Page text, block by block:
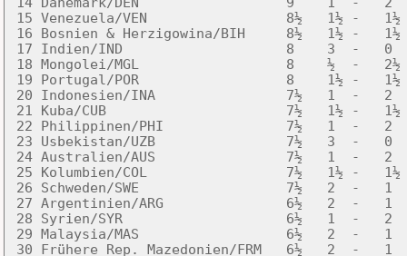
15 Venezuela/VEN                 8½   1½
16 Bosnien & Herzigowina/BIH
17 Indien/IND                    8
18 Mongolei/MGL                  8    ½
19 Portugal/POR                  8
20 Indonesien/INA                7½   1  -
21 Kuba/CUB                      7½
22 Philippinen/PHI               7½   1
23 Usbekistan/UZB                7½
24 Australien/AUS                7½
25 Kolumbien/COL                 7½
26 Schweden/SWE                  7½
27 Argentinien/ARG               6½   2
28 Syrien/SYR                    6½
29 Malaysia/MAS                  6½
30 Frühere Rep. Mazedonien/FRM